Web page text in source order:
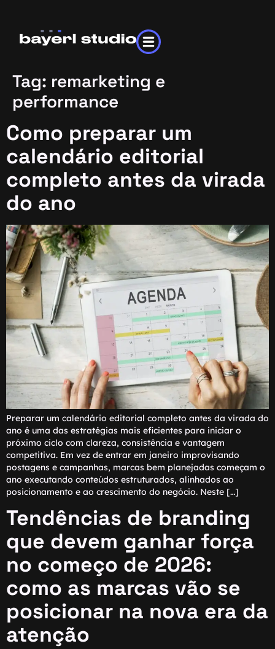
Tag: remarketing e
performance
Como preparar um
calendário editorial
completo antes da virada
do ano
Preparar um calendário editorial completo antes da virada do
ano é uma das estratégias mais eficientes para iniciar o
próximo ciclo com clareza, consistência e vantagem
competitiva. Em vez de entrar em janeiro improvisando
postagens e campanhas, marcas bem planejadas começam o
ano executando conteúdos estruturados, alinhados ao
posicionamento e ao crescimento do negócio. Neste […]
Tendências de branding
que devem ganhar força
no começo de 2026:
como as marcas vão se
posicionar na nova era da
atenção